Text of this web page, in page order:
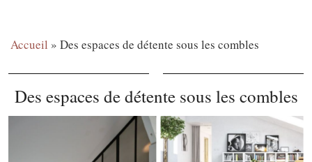
Accueil » Des espaces de détente sous les combles
Des espaces de détente sous les combles